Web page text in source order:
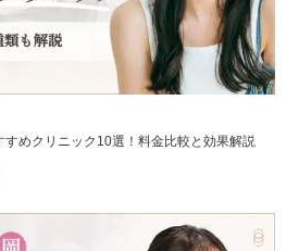
めクリニック10選！料金比較と効果解説